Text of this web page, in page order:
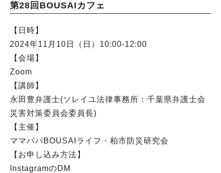
第28回BOUSAIカフェ
【日時】
2024年11月10日（日）10:00-12:00
【会場】
Zoom
【講師】
永田豊弁護士(ソレイユ法律事務所：千葉県弁護士会
災害対策委員会委員長)
【主催】
ママパパBOUSAIライフ・柏市防災研究会
【お申し込み方法】
InstagramのDM